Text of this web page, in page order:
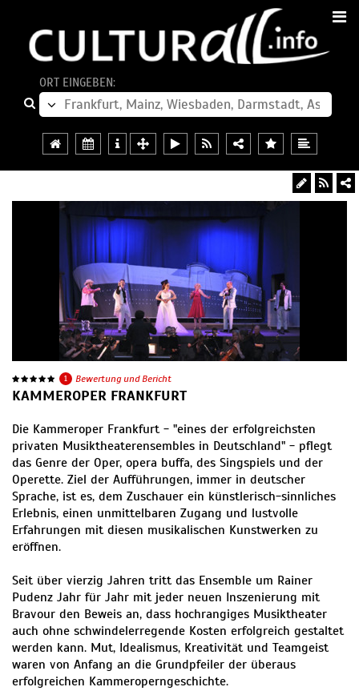
ORT EINGEBEN:
1 Bewertung und Bericht
KAMMEROPER FRANKFURT
Die Kammeroper Frankfurt - "eines der erfolgreichsten
privaten Musiktheaterensembles in Deutschland" - pflegt
das Genre der Oper, opera buffa, des Singspiels und der
Operette. Ziel der Aufführungen, immer in deutscher
Sprache, ist es, dem Zuschauer ein künstlerisch-sinnliches
Erlebnis, einen unmittelbaren Zugang und lustvolle
Erfahrungen mit diesen musikalischen Kunstwerken zu
eröffnen.
Seit über vierzig Jahren tritt das Ensemble um Rainer
Pudenz Jahr für Jahr mit jeder neuen Inszenierung mit
Bravour den Beweis an, dass hochrangiges Musiktheater
auch ohne schwindelerregende Kosten erfolgreich gestaltet
werden kann. Mut, Idealismus, Kreativität und Teamgeist
waren von Anfang an die Grundpfeiler der überaus
erfolgreichen Kammeroperngeschichte.